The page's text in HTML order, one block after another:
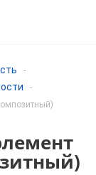
-
-